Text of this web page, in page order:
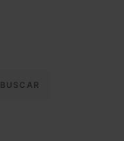
BUSCAR